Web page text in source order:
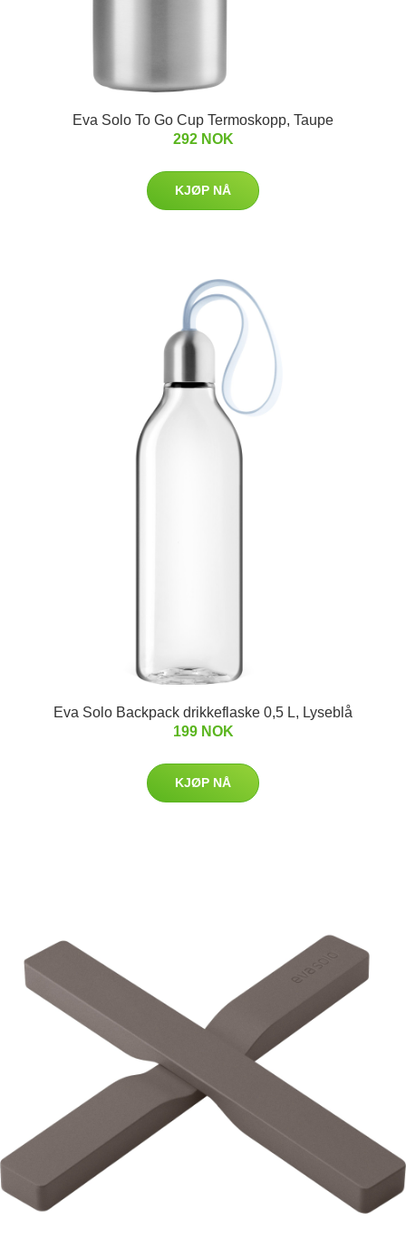
Eva Solo To Go Cup Termoskopp, Taupe
292 NOK
KJØP NÅ
Eva Solo Backpack drikkeflaske 0,5 L, Lyseblå
199 NOK
KJØP NÅ